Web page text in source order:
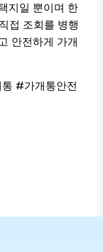
지일 뿐이며 한
접 조회를 병행
안전하게 가개
#가개통안전